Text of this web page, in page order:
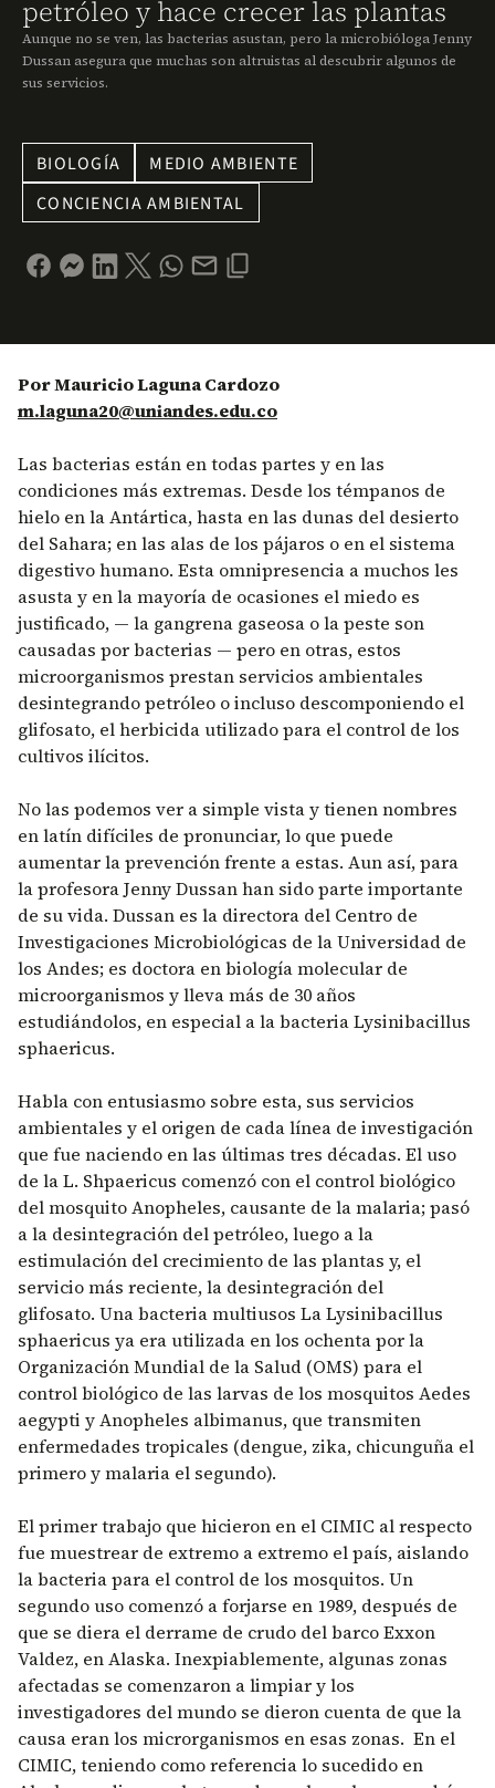
petróleo y hace crecer las plantas
Aunque no se ven, las bacterias asustan, pero la microbióloga Jenny
Dussan asegura que muchas son altruistas al descubrir algunos de
sus servicios.
BIOLOGÍA
MEDIO AMBIENTE
CONCIENCIA AMBIENTAL
Por Mauricio Laguna Cardozo
m.laguna20@uniandes.edu.co
Las bacterias están en todas partes y en las
condiciones más extremas. Desde los témpanos de
hielo en la Antártica, hasta en las dunas del desierto
del Sahara; en las alas de los pájaros o en el sistema
digestivo humano. Esta omnipresencia a muchos les
asusta y en la mayoría de ocasiones el miedo es
justificado, — la gangrena gaseosa o la peste son
causadas por bacterias — pero en otras, estos
microorganismos prestan servicios ambientales
desintegrando petróleo o incluso descomponiendo el
glifosato, el herbicida utilizado para el control de los
cultivos ilícitos.
No las podemos ver a simple vista y tienen nombres
en latín difíciles de pronunciar, lo que puede
aumentar la prevención frente a estas. Aun así, para
la profesora Jenny Dussan han sido parte importante
de su vida. Dussan es la directora del Centro de
Investigaciones Microbiológicas de la Universidad de
los Andes; es doctora en biología molecular de
microorganismos y lleva más de 30 años
estudiándolos, en especial a la bacteria Lysinibacillus
sphaericus.
Habla con entusiasmo sobre esta, sus servicios
ambientales y el origen de cada línea de investigación
que fue naciendo en las últimas tres décadas. El uso
de la L. Shpaericus comenzó con el control biológico
del mosquito Anopheles, causante de la malaria; pasó
a la desintegración del petróleo, luego a la
estimulación del crecimiento de las plantas y, el
servicio más reciente, la desintegración del
glifosato. Una bacteria multiusos La Lysinibacillus
sphaericus ya era utilizada en los ochenta por la
Organización Mundial de la Salud (OMS) para el
control biológico de las larvas de los mosquitos Aedes
aegypti y Anopheles albimanus, que transmiten
enfermedades tropicales (dengue, zika, chicunguña el
primero y malaria el segundo).
El primer trabajo que hicieron en el CIMIC al respecto
fue muestrear de extremo a extremo el país, aislando
la bacteria para el control de los mosquitos. Un
segundo uso comenzó a forjarse en 1989, después de
que se diera el derrame de crudo del barco Exxon
Valdez, en Alaska. Inexpiablemente, algunas zonas
afectadas se comenzaron a limpiar y los
investigadores del mundo se dieron cuenta de que la
causa eran los microrganismos en esas zonas. En el
CIMIC, teniendo como referencia lo sucedido en